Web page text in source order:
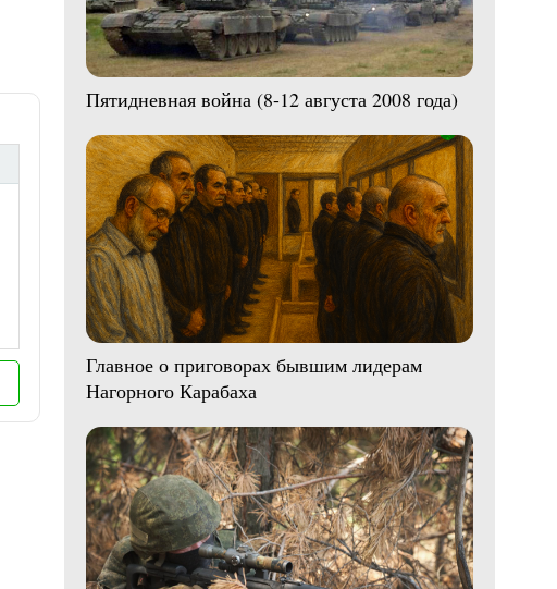
Пятидневная война (8-12 августа 2008 года)
Главное о приговорах бывшим лидерам
Нагорного Карабаха